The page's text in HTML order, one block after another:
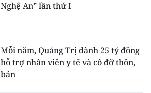
Nghệ An” lần thứ I
Mỗi năm, Quảng Trị dành 25 tỷ đồng
hỗ trợ nhân viên y tế và cô đỡ thôn,
bản